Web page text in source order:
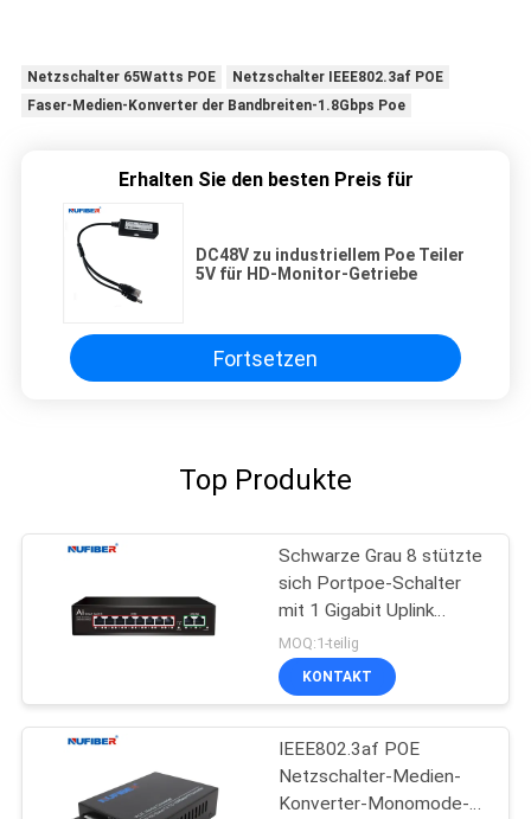
Netzschalter 65Watts POE
Netzschalter IEEE802.3af POE
Faser-Medien-Konverter der Bandbreiten-1.8Gbps Poe
Erhalten Sie den besten Preis für
DC48V zu industriellem Poe Teiler
5V für HD-Monitor-Getriebe
Fortsetzen
Top Produkte
Schwarze Grau 8 stützte
sich Portpoe-Schalter
mit 1 Gigabit Uplink
Soem-ODM
MOQ:1-teilig
KONTAKT
IEEE802.3af POE
Netzschalter-Medien-
Konverter-Monomode--